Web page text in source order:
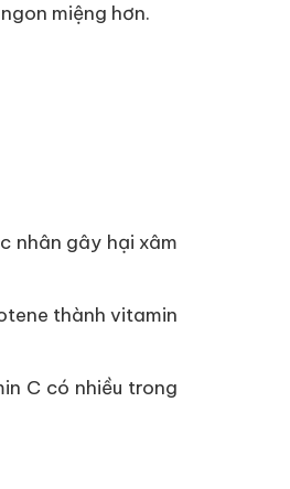
miệng hơn.
nhân gây hại xâm
thành vitamin
C có nhiều trong